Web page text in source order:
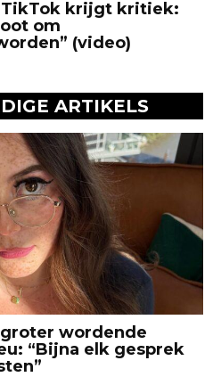
TikTok krijgt kritiek:
om
(video)
ARTIKELS
wordende
“Bijna elk gesprek